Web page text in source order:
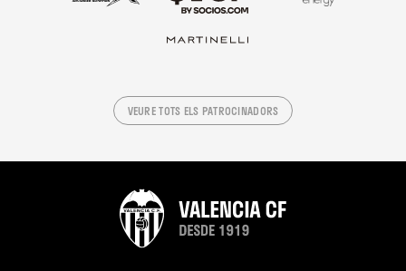
VEURE TOTS ELS PATROCINADORS